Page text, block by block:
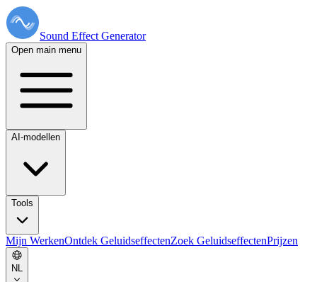
Sound Effect Generator
Open main menu
AI-modellen
Tools
Mijn WerkenOntdek GeluidseffectenZoek GeluidseffectenPrijzen
NL